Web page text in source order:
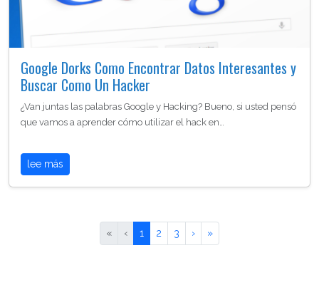
Google Dorks Como Encontrar Datos Interesantes y
Buscar Como Un Hacker
¿Van juntas las palabras Google y Hacking? Bueno, si usted pensó
que vamos a aprender cómo utilizar el hack en…
lee más
« ‹ 1 2 3 › »